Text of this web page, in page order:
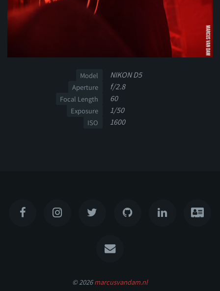
Model NIKON D5
Aperture f/2.8
Focal Length 60
Exposure 1/50
ISO 1600
© 2026marcusvandam.nl